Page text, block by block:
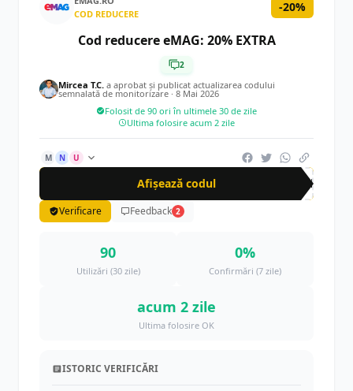
COD REDUCERE
-20%
Cod reducere eMAG: 20% EXTRA
2
Mircea T.C. a aprobat și publicat actualizarea codului
semnalată de monitorizare · 8 Mai 2026
Folosit de 90 ori în ultimele 30 de zile
Ultima folosire acum 2 zile
M N U
Afișează codul GEN
Verificare Feedback 2
90
Utilizări (30 zile)
0%
Confirmări (7 zile)
acum 2 zile
Ultima folosire OK
ISTORIC VERIFICĂRI